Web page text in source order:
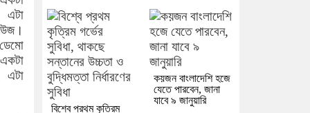
এটা
এটা
বিশ্বে প্রথম কৃত্রিম
কয়জন বাংলাদেশি হজে
যেতে পারবেন, জানা
যাবে ৯ জানুয়ারি